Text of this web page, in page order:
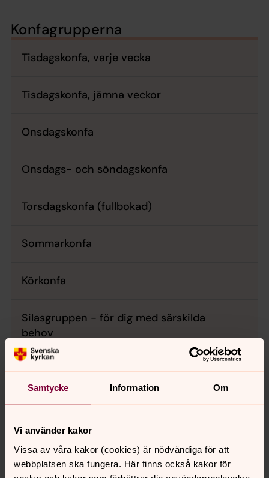
Samtycke Information Om
Vi använder kakor
Vissa av våra kakor (cookies) är nödvändiga för att
webbplatsen ska fungera. Här finns också kakor för
Konfagrupperna
Tisdagskonfa, varje vecka
Tisdagskonfa, jämna veckor
Onsdagskonfa
Onsdags- och söndagskonfa
Torsdagskonfa (fullbokad)
Sommarkonfa
Körkonfa
Silasgruppen - för dig med särskilda
behov
Sjung dig genom konfan!
Körkonfa vara något för dig! Detta konfirmandår är
upplagt som två körterminer där vi kombinerar
sång, gemenskap och samtal om livet och tron. Här